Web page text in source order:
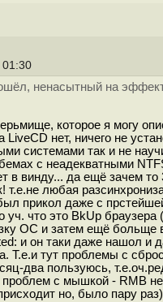
ненасытный на
которое я могу
нет, ничего не
системами так и не
с неадекватными
винду... да ещё зачем то
любая
прикол даже с
уч. что это BkUp
ОС и затем ещё больще
и он таки даже нашол и
Т.е.и тут проблемы с
два пользуюсь,
с мышкой - RMB
но, было пару